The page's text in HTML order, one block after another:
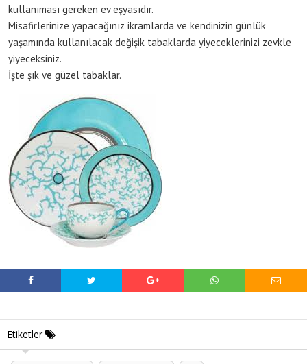
kullanıması gereken ev eşyasıdır.
Misafirlerinize yapacağınız ikramlarda ve kendinizin günlük
yaşamında kullanılacak değişik tabaklarda yiyeceklerinizi zevkle
yiyeceksiniz.
İşte şık ve güzel tabaklar.
Etiketler